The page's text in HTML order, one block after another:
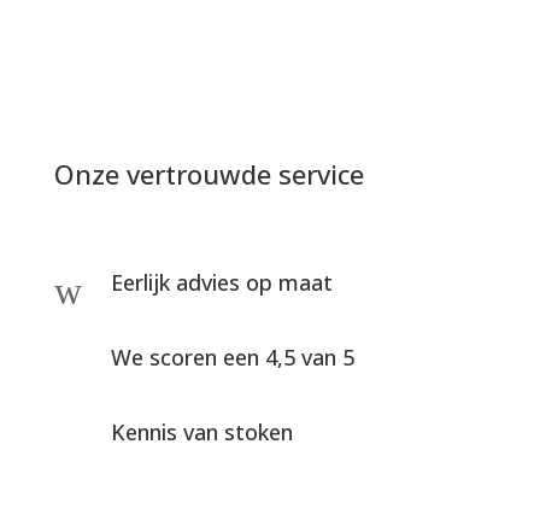
Onze vertrouwde service
w Eerlijk advies op maat
We scoren een 4,5 van 5
Kennis van stoken